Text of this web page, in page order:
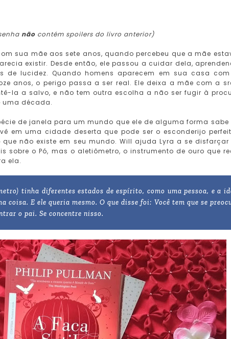
não contém spoilers do livro anterior)
sua mãe aos sete anos, quando percebeu que a mãe
existir. Desde então, ele passou a cuidar dela,
de lucidez. Quando homens aparecem em sua casa com
anos, o perigo passa a ser real. Ele deixa a mãe com a
la a salvo, e não tem outra escolha a não ser fugir à
uma década.
de janela para um mundo que ele de alguma forma sabe
em uma cidade deserta que pode ser o esconderijo
não existe em seu mundo. Will ajuda Lyra a se disfarçar
sobre o Pó, mas o aletiômetro, o instrumento de ouro que
ela.
tinha diferentes estados de espírito, como uma pessoa, e a
coisa. E ele queria mesmo. O que disse foi: Você tem que se
o pai. Se concentre nisso.